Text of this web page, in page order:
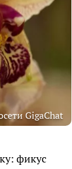
GigaChat
фикус